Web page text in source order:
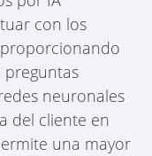
con los
preguntas
neuronales
del cliente en
una mayor